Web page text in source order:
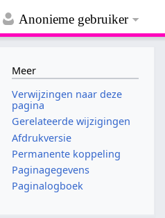
Anonieme gebruiker
Meer
Verwijzingen naar deze
pagina
Gerelateerde wijzigingen
Afdrukversie
Permanente koppeling
Paginagegevens
Paginalogboek